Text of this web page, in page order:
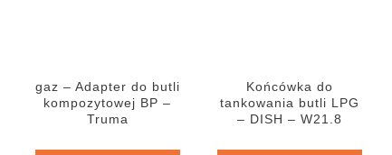
gaz – Adapter do butli
kompozytowej BP –
Truma
Końcówka do
tankowania butli LPG
– DISH – W21.8